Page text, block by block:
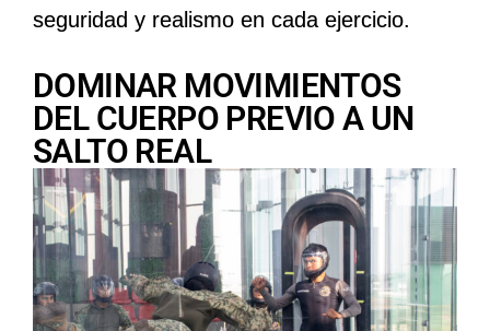
seguridad y realismo en cada ejercicio.
DOMINAR MOVIMIENTOS
DEL CUERPO PREVIO A UN
SALTO REAL